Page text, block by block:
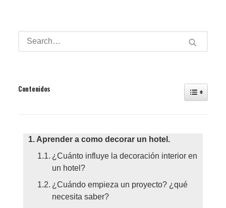
Contenidos
Aprender a como decorar un hotel.
¿Cuánto influye la decoración interior en
un hotel?
¿Cuándo empieza un proyecto? ¿qué
necesita saber?